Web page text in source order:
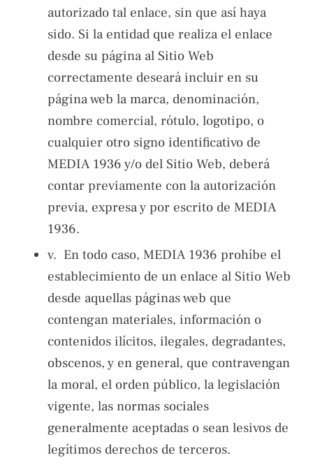
autorizado tal enlace, sin que así haya
sido. Si la entidad que realiza el enlace
desde su página al Sitio Web
correctamente deseará incluir en su
página web la marca, denominación,
nombre comercial, rótulo, logotipo, o
cualquier otro signo identificativo de
MEDIA 1936 y/o del Sitio Web, deberá
contar previamente con la autorización
previa, expresa y por escrito de MEDIA
1936.
v. En todo caso, MEDIA 1936 prohíbe el
establecimiento de un enlace al Sitio Web
desde aquellas páginas web que
contengan materiales, información o
contenidos ilícitos, ilegales, degradantes,
obscenos, y en general, que contravengan
la moral, el orden público, la legislación
vigente, las normas sociales
generalmente aceptadas o sean lesivos de
legítimos derechos de terceros.